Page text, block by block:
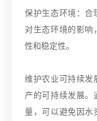
保护生态环境：合
对生态环境的影响
性和稳定性。
维护农业可持续发
产的可持续发展。
量，可以避免因水